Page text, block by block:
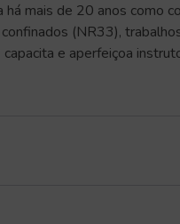
há mais de 20 anos como
(NR33),
e aperfeiçoa